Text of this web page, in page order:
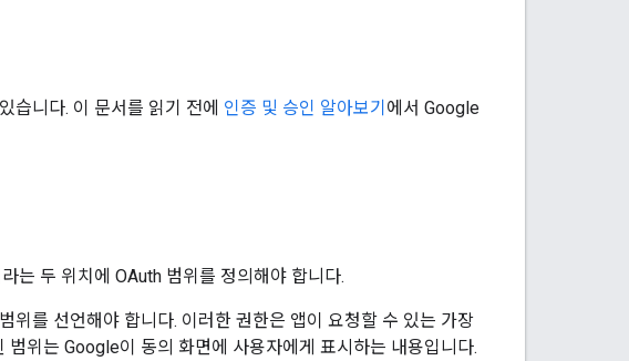
습니다. 이 문서를 읽기 전에 인증 및 승인 알아보기 에서 Google
는 두 위치에 OAuth 범위를 정의해야 합니다.
위를 선언해야 합니다. 이러한 권한은 앱이 요청할 수 있는 가장
범위는 Google이 동의 화면에 사용자에게 표시하는 내용입니다.